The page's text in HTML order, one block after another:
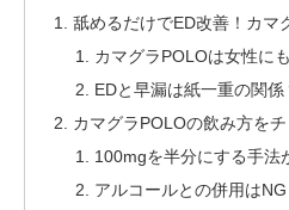
舐めるだけでED改善！カマ
カマグラPOLOは女性に
EDと早漏は紙一重の関係
カマグラPOLOの飲み方をチ
100mgを半分にする手法
アルコールとの併用はNG